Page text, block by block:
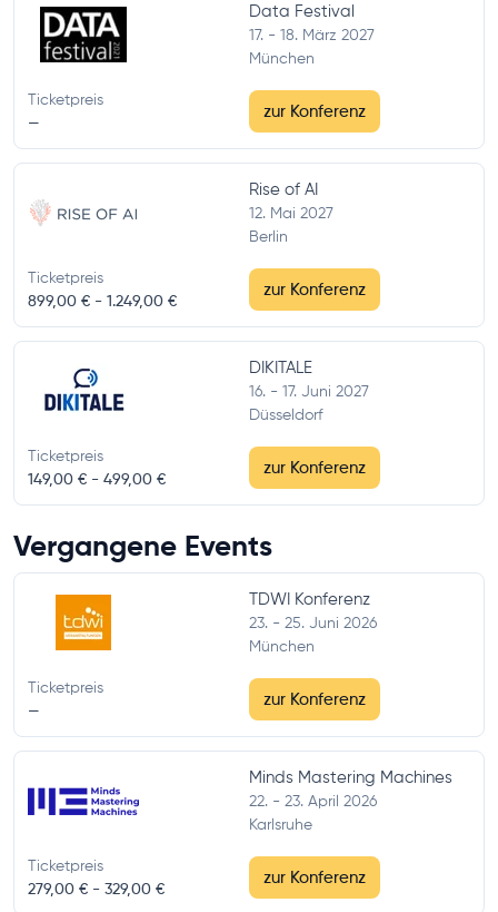
Data Festival
17. - 18. März 2027
München
Ticketpreis
—
zur Konferenz
Rise of AI
12. Mai 2027
Berlin
Ticketpreis
899,00 € - 1.249,00 €
zur Konferenz
DIKITALE
16. - 17. Juni 2027
Düsseldorf
Ticketpreis
149,00 € - 499,00 €
zur Konferenz
Vergangene Events
TDWI Konferenz
23. - 25. Juni 2026
München
Ticketpreis
—
zur Konferenz
Minds Mastering Machines
22. - 23. April 2026
Karlsruhe
Ticketpreis
279,00 € - 329,00 €
zur Konferenz